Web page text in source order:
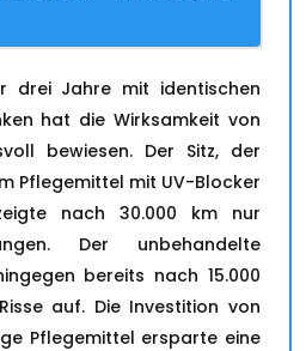
drei Jahre mit identischen
hat die Wirksamkeit von
bewiesen. Der Sitz, der
Pflegemittel mit UV-Blocker
nach 30.000 km nur
Der unbehandelte
bereits nach 15.000
auf. Die Investition von
Pflegemittel ersparte eine